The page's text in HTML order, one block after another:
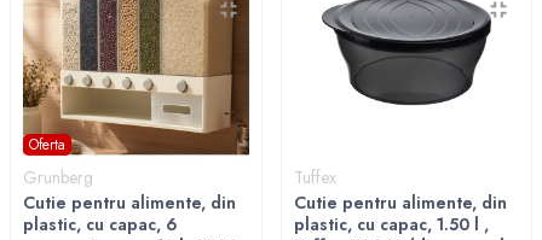
Oferta
Grunberg
Cutie pentru alimente, din
plastic, cu capac, 6
Tuffex
Cutie pentru alimente, din
plastic, cu capac, 1.50 l ,